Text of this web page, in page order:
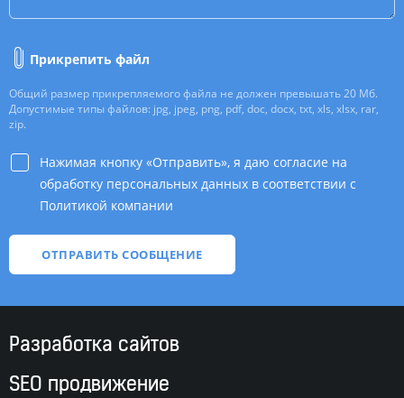
Прикрепить файл
Общий размер прикрепляемого файла не должен превышать 20 Мб.
Допустимые типы файлов: jpg, jpeg, png, pdf, doc, docx, txt, xls, xlsx, rar,
zip.
Нажимая кнопку «Отправить», я даю согласие на
обработку персональных данных в соответствии с
Политикой компании
Разработка сайтов
SEO продвижение